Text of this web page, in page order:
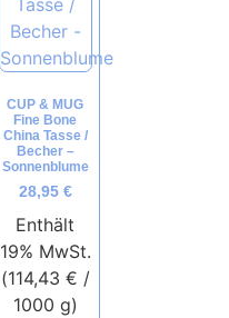
CUP & MUG
Fine Bone
China Tasse /
Becher –
Sonnenblume
28,95 €
Enthält
19% MwSt.
(114,43 € /
1000 g)